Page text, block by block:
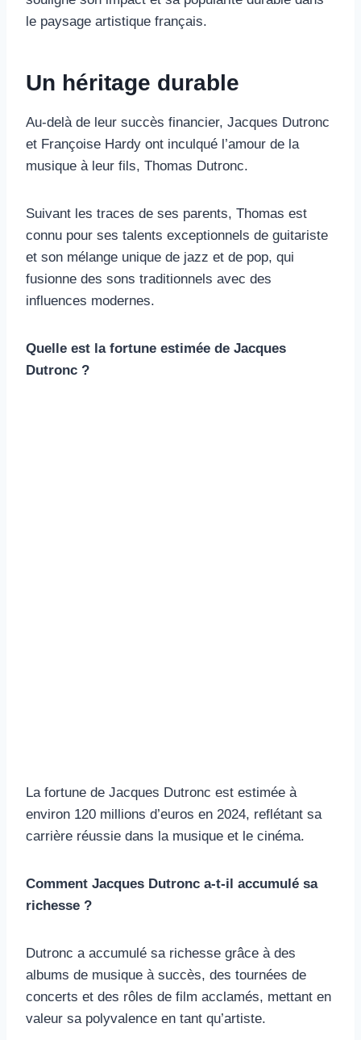
le paysage artistique français.
Un héritage durable
Au-delà de leur succès financier, Jacques Dutronc
et Françoise Hardy ont inculqué l’amour de la
musique à leur fils, Thomas Dutronc.
Suivant les traces de ses parents, Thomas est
connu pour ses talents exceptionnels de guitariste
et son mélange unique de jazz et de pop, qui
fusionne des sons traditionnels avec des
influences modernes.
Quelle est la fortune estimée de Jacques
Dutronc ?
La fortune de Jacques Dutronc est estimée à
environ 120 millions d’euros en 2024, reflétant sa
carrière réussie dans la musique et le cinéma.
Comment Jacques Dutronc a-t-il accumulé sa
richesse ?
Dutronc a accumulé sa richesse grâce à des
albums de musique à succès, des tournées de
concerts et des rôles de film acclamés, mettant en
valeur sa polyvalence en tant qu’artiste.